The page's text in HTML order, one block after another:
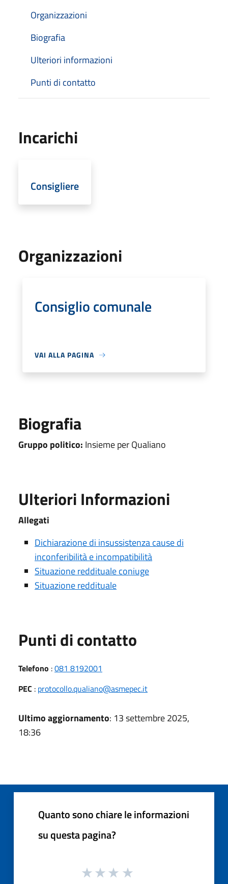
Organizzazioni
Biografia
Ulteriori informazioni
Punti di contatto
Incarichi
Consigliere
Organizzazioni
Consiglio comunale
VAI ALLA PAGINA
Biografia
Gruppo politico: Insieme per Qualiano
Ulteriori Informazioni
Allegati
Dichiarazione di insussistenza cause di
inconferibilità e incompatibilità
Situazione reddituale coniuge
Situazione reddituale
Punti di contatto
Telefono :081 8192001
PEC : protocollo.qualiano@asmepec.it
Ultimo aggiornamento: 13 settembre 2025,
18:36
Quanto sono chiare le informazioni
su questa pagina?